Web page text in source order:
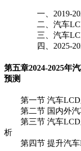
一、2019-2024
二、汽车LCD
三、汽车LCD显
四、2025-2031
第五章2024-2025年
预测
第一节 汽车LCD
第二节 国内外汽
第三节 汽车LCD
析
第四节 提升汽车